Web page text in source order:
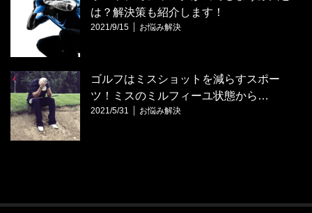
は？解決策も紹介します！
2021/9/15 お悩み解決
ゴルフはミスショットを減らすスポー
ツ！ミスのミルフィーユ状態から…
2021/5/31 お悩み解決